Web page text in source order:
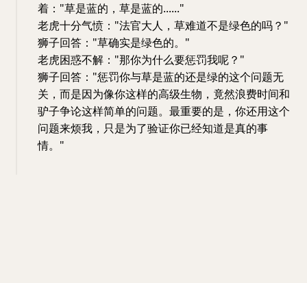
着："草是蓝的，草是蓝的......"
老虎十分气愤："法官大人，草难道不是绿色的吗？"
狮子回答："草确实是绿色的。"
老虎困惑不解："那你为什么要惩罚我呢？"
狮子回答："惩罚你与草是蓝的还是绿的这个问题无
关，而是因为像你这样的高级生物，竟然浪费时间和
驴子争论这样简单的问题。最重要的是，你还用这个
问题来烦我，只是为了验证你已经知道是真的事
情。"